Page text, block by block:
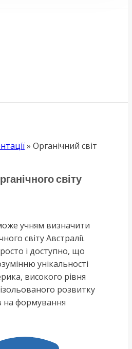
» Органічний світ
світу
учням визначити
світу Австралії.
і доступно, що
унікальності
високого рівня
розвитку
на формування